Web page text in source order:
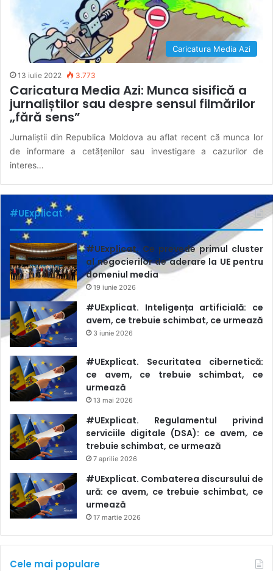
Caricatura Media Azi
13 iulie 2022 3.773
Caricatura Media Azi: Munca sisifică a
jurnaliștilor sau despre sensul filmărilor
„fără sens”
Jurnaliștii din Republica Moldova au aflat recent că munca lor
de informare a cetățenilor sau investigare a cazurilor de
interes…
#UExplicat
#UExplicat. Ce prevede primul cluster
al negocierilor de aderare la UE pentru
domeniul media
19 iunie 2026
#UExplicat. Inteligența artificială: ce
avem, ce trebuie schimbat, ce urmează
3 iunie 2026
#UExplicat. Securitatea cibernetică:
ce avem, ce trebuie schimbat, ce
urmează
13 mai 2026
#UExplicat. Regulamentul privind
serviciile digitale (DSA): ce avem, ce
trebuie schimbat, ce urmează
7 aprilie 2026
#UExplicat. Combaterea discursului de
ură: ce avem, ce trebuie schimbat, ce
urmează
17 martie 2026
Cele mai populare